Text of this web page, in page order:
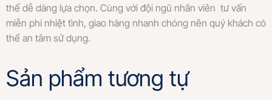
thể dễ dàng lựa chọn. Cùng với đội ngũ nhân viên tư vấn
miễn phí nhiệt tình, giao hàng nhanh chóng nên quý khách có
thể an tâm sử dụng.
Sản phẩm tương tự